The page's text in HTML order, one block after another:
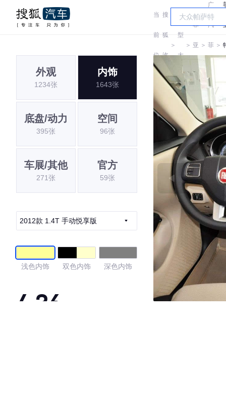
当
前
位
置:
搜
狐
汽
车
＞
车
型
大
全
＞
菲
亚
特
＞
广
汽
菲
亚
特
＞
外观
1234张
内饰
1643张
底盘/动力
395张
空间
96张
车展/其他
271张
官方
59张
2012款 1.4T 手动悦享版
浅色内饰 双色内饰 深色内饰
4.36